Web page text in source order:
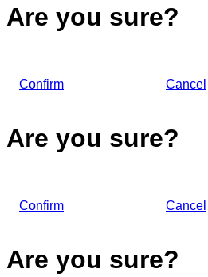
Are you sure?
Confirm Cancel
Are you sure?
Confirm Cancel
Are you sure?